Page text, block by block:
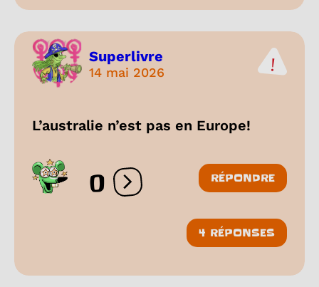
Superlivre
14 mai 2026
L’australie n’est pas en Europe!
0 Ouvrir les réactions
RÉPONDRE
4 RÉPONSES